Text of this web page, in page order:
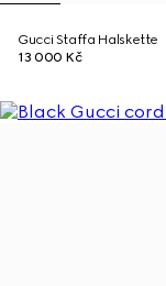
Gucci Staffa Halskette
13 000 Kč